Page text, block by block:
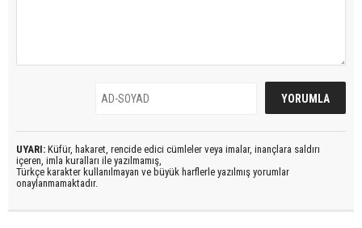
UYARI: Küfür, hakaret, rencide edici cümleler veya imalar, inançlara saldırı
içeren, imla kuralları ile yazılmamış,
Türkçe karakter kullanılmayan ve büyük harflerle yazılmış yorumlar
onaylanmamaktadır.